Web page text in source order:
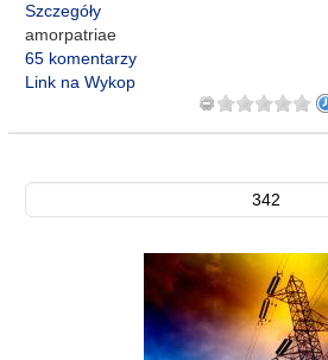
Szczegóły
amorpatriae
65 komentarzy
Link na Wykop
342